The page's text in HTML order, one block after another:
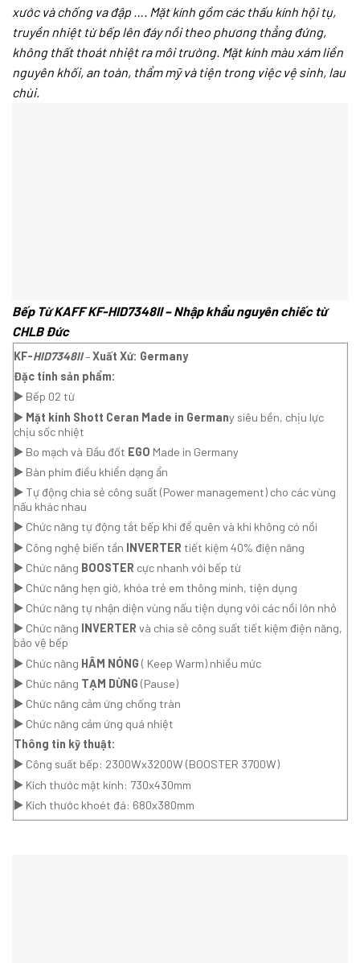
xước và chống va đập …. Mặt kính gồm các thấu kính hội tụ,
truyền nhiệt từ bếp lên đáy nồi theo phương thẳng đứng,
không thất thoát nhiệt ra môi trường. Mặt kính màu xám liền
nguyên khối, an toàn, thẩm mỹ và tiện trong việc vệ sinh, lau
chùi.
Bếp Từ KAFF KF-HID7348II – Nhập khẩu nguyên chiếc từ
CHLB Đức
KF-HID7348II–Xuất Xứ: Germany
Đặc tính sản phẩm:
▶️ Bếp 02 từ
▶️ Mặt kính Shott Ceran Made in Germany siêu bền, chịu lực
chịu sốc nhiệt
▶️ Bo mạch và Đầu đốt EGO Made in Germany
▶️ Bàn phím điều khiển dạng ẩn
▶️ Tự động chia sẻ công suất (Power management) cho các vùng
nấu khác nhau
▶️ Chức năng tự động tắt bếp khi để quên và khi không có nồi
▶️ Công nghệ biến tần INVERTER tiết kiệm 40% điện năng
▶️ Chức năng BOOSTER cực nhanh với bếp từ
▶️ Chức năng hẹn giờ, khóa trẻ em thông minh, tiện dụng
▶️ Chức năng tự nhận diện vùng nấu tiện dụng với các nồi lớn nhỏ
▶️ Chức năng INVERTER và chia sẻ công suất tiết kiệm điện năng,
bảo vệ bếp
▶️ Chức năng HÂM NÓNG ( Keep Warm) nhiều mức
▶️ Chức năng TẠM DỪNG (Pause)
▶️ Chức năng cảm ứng chống tràn
▶️ Chức năng cảm ứng quá nhiệt
Thông tin kỹ thuật:
▶️ Công suất bếp: 2300Wx3200W (BOOSTER 3700W)
▶️ Kích thước mặt kính: 730x430mm
▶️ Kích thước khoét đá: 680x380mm